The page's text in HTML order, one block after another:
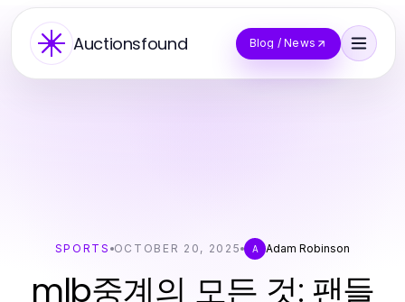
Auctionsfound Blog / News
SPORTS OCTOBER 20, 2025 A Adam Robinson
mlb중계의 모든 것: 팬들